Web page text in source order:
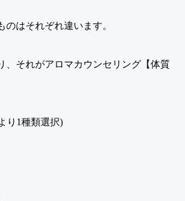
はそれぞれ違います。
、それがアロマカウンセリング【体質
り1種類選択)